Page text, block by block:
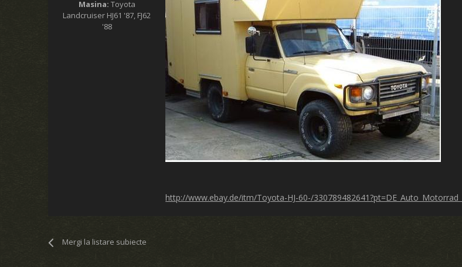
Masina: Toyota
Landcruiser HJ61 '87, FJ62
'88
http://www.ebay.de/itm/Toyota-HJ-60-/
Mergi la listare subiecte